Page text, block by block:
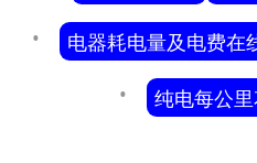
电器耗电量及电费在
纯电每公